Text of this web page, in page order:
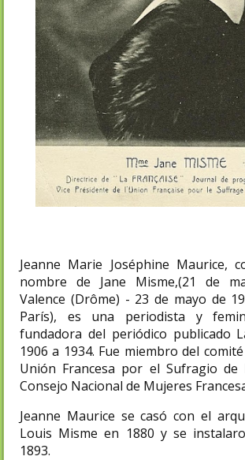
Jeanne Marie Joséphine Maurice,
nombre de Jane Misme,(21 de
Valence (Drôme) - 23 de mayo de
París), es una periodista y
fundadora del periódico publicado
1906 a 1934. Fue miembro del
Unión Francesa por el Sufragio
Consejo Nacional de Mujeres
Jeanne Maurice se casó con el
Louis Misme en 1880 y se
1893.